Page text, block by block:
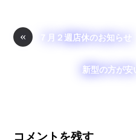
b
« ７月２週店休のお知らせ
新型の方が安
コメントを残す